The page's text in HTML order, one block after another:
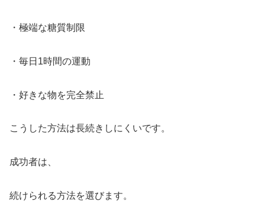
・極端な糖質制限
・毎日1時間の運動
・好きな物を完全禁止
こうした方法は長続きしにくいです。
成功者は、
続けられる方法を選びます。